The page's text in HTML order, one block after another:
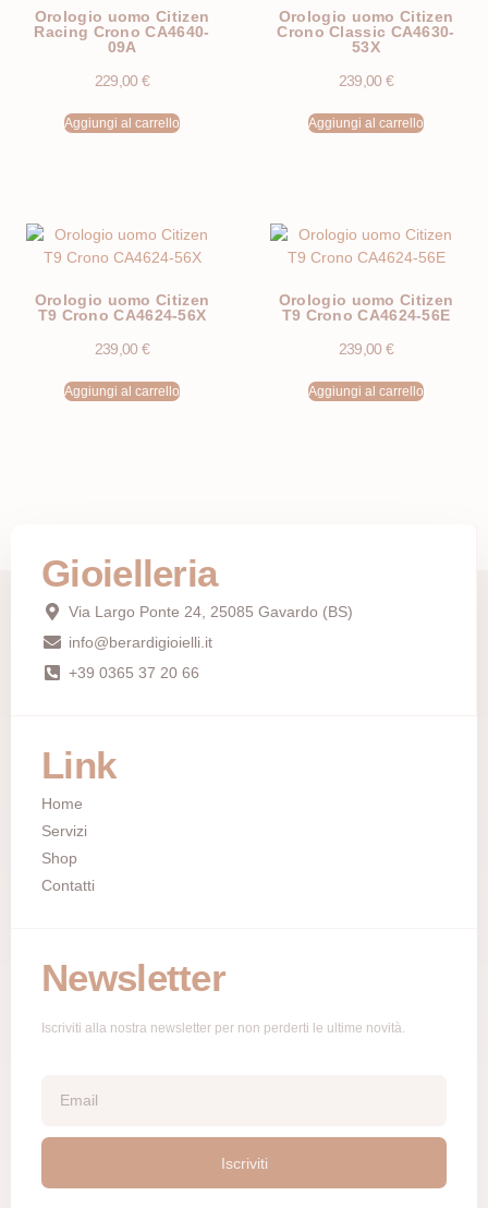
Orologio uomo Citizen
Racing Crono CA4640-
09A
229,00 €
Aggiungi al carrello
Orologio uomo Citizen
Crono Classic CA4630-
53X
239,00 €
Aggiungi al carrello
Orologio uomo Citizen
T9 Crono CA4624-56X
239,00 €
Aggiungi al carrello
Orologio uomo Citizen
T9 Crono CA4624-56E
239,00 €
Aggiungi al carrello
Gioielleria
Via Largo Ponte 24, 25085 Gavardo (BS)
info@berardigioielli.it
+39 0365 37 20 66
Link
Home
Servizi
Shop
Contatti
Newsletter
Iscriviti alla nostra newsletter per non perderti le ultime novità.
Iscriviti